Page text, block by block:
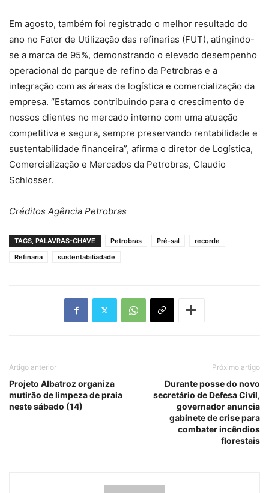
Em agosto, também foi registrado o melhor resultado do
ano no Fator de Utilização das refinarias (FUT), atingindo-
se a marca de 95%, demonstrando o elevado desempenho
operacional do parque de refino da Petrobras e a
integração com as áreas de logística e comercialização da
empresa. “Estamos contribuindo para o crescimento de
nossos clientes no mercado interno com uma atuação
competitiva e segura, sempre preservando rentabilidade e
sustentabilidade financeira”, afirma o diretor de Logística,
Comercialização e Mercados da Petrobras, Claudio
Schlosser.
Créditos Agência Petrobras
TAGS, PALAVRAS-CHAVE Petrobras Pré-sal
recorde
Refinaria
sustentabiliadade
Artigo anterior
Projeto Albatroz organiza
mutirão de limpeza de praia
neste sábado (14)
Próximo artigo
Durante posse do novo
secretário de Defesa Civil,
governador anuncia
gabinete de crise para
combater incêndios
florestais